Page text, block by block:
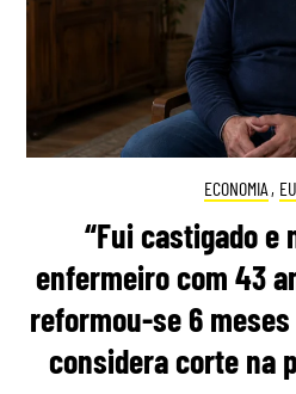
ECONOMIA ,
“Fui castigado e
enfermeiro com 43
reformou-se 6
considera corte na